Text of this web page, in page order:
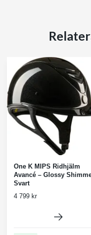
One K MIPS Ridhjälm
Avancé – Glossy
Svart
4 799 kr